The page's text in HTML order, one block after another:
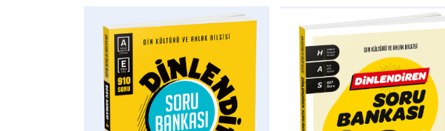
AddToWishlist AddToWishlist